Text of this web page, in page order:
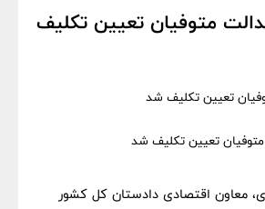
متوفیان تعیین تکلیف
تعیین تکلیف شد
معاون اقتصادی دادستان کل کشور